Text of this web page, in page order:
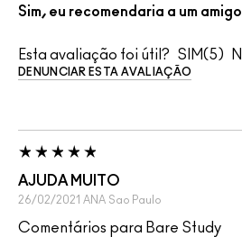
Sim, eu recomendaria a um amigo
Esta avaliação foi útil? 5
DENUNCIAR ESTA AVALIAÇÃO
AJUDA MUITO
26/02/2021 ANA Sao Paulo
Comentários para Bare Study